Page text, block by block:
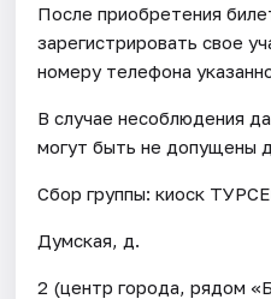
После приобретения
зарегистрировать свое
номеру телефона
В случае несоблюдения
могут быть не допущены
Сбор группы: киоск
Думская, д.
2 (центр города, рядом